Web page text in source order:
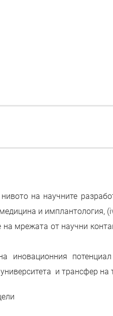
на научните
и имплантология,
мрежата от научни
иновационния
и трансфер на